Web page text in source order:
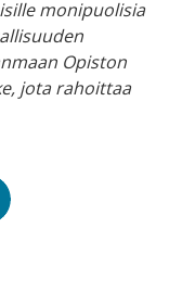
monipuolisia
Opiston
jota rahoittaa